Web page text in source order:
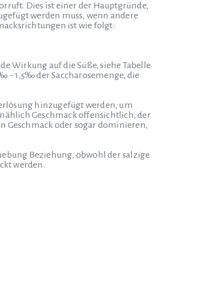
Dies ist einer der Hauptgründe,
werden muss, wenn andere
ist wie folgt:
Wirkung auf die Süße, siehe Tabelle
~ 1,5‰ der Saccharosemenge, die
hinzugefügt werden, um
Geschmack offensichtlich, der
Geschmack oder sogar dominieren,
Beziehung, obwohl der salzige
werden.